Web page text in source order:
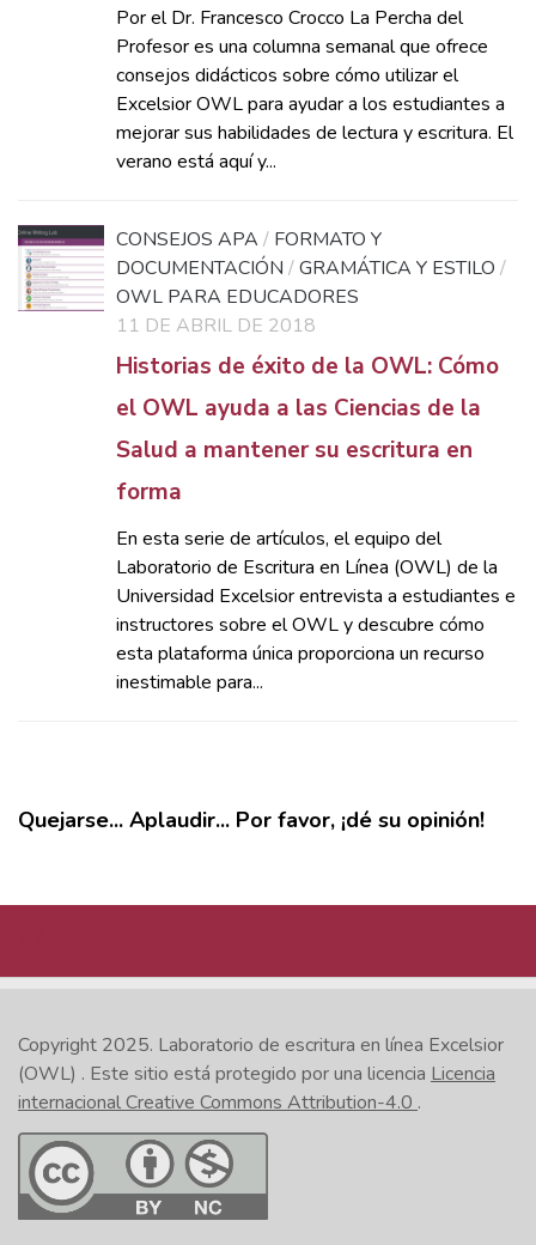
Por el Dr. Francesco Crocco La Percha del
Profesor es una columna semanal que ofrece
consejos didácticos sobre cómo utilizar el
Excelsior OWL para ayudar a los estudiantes a
mejorar sus habilidades de lectura y escritura. El
verano está aquí y...
CONSEJOS APA / FORMATO Y
DOCUMENTACIÓN /GRAMÁTICA Y ESTILO /
OWL PARA EDUCADORES
11 DE ABRIL DE 2018
Historias de éxito de la OWL: Cómo
el OWL ayuda a las Ciencias de la
Salud a mantener su escritura en
forma
En esta serie de artículos, el equipo del
Laboratorio de Escritura en Línea (OWL) de la
Universidad Excelsior entrevista a estudiantes e
instructores sobre el OWL y descubre cómo
esta plataforma única proporciona un recurso
inestimable para...
Quejarse... Aplaudir... Por favor, ¡dé su opinión!
Copyright 2025. Laboratorio de escritura en línea Excelsior
(OWL) . Este sitio está protegido por una licencia Licencia
internacional Creative Commons Attribution-4.0 .